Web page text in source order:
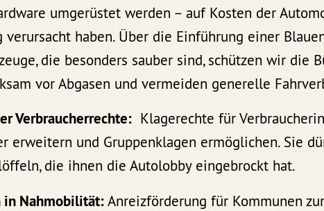
umgerüstet werden – auf Kosten der
verursacht haben. Über die Einführung einer
die besonders sauber sind, schützen wir die
vor Abgasen und vermeiden generelle
Verbraucherrechte: Klagerechte für
erweitern und Gruppenklagen ermöglichen. Sie
die ihnen die Autolobby eingebrockt hat.
Nahmobilität:Anreizförderung für Kommunen